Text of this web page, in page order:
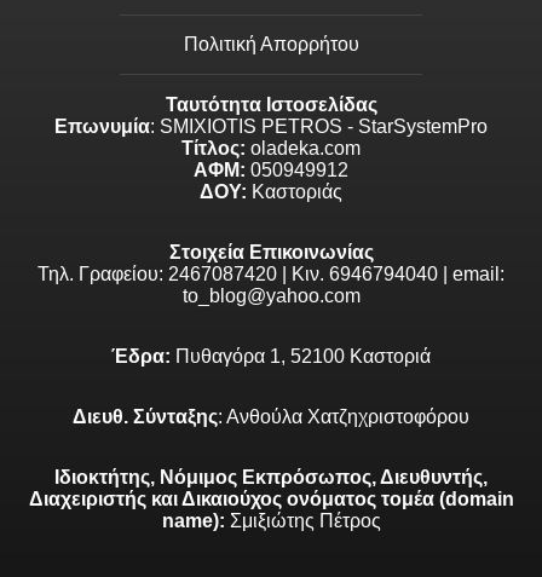
Πολιτική Απορρήτου
Ταυτότητα Ιστοσελίδας
Επωνυμία: SMIXIOTIS PETROS - StarSystemPro
Τίτλος: oladeka.com
ΑΦΜ: 050949912
ΔΟΥ: Καστοριάς
Στοιχεία Επικοινωνίας
Τηλ. Γραφείου: 2467087420 | Κιν. 6946794040 | email:
to_blog@yahoo.com
Έδρα: Πυθαγόρα 1, 52100 Καστοριά
Διευθ. Σύνταξης: Ανθούλα Χατζηχριστοφόρου
Ιδιοκτήτης, Νόμιμος Εκπρόσωπος, Διευθυντής,
Διαχειριστής και Δικαιούχος ονόματος τομέα (domain
name): Σμιξιώτης Πέτρος